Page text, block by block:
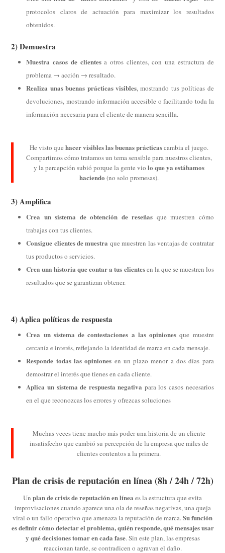
protocolos claros de actuación para maximizar los resultados
obtenidos.
2) Demuestra
Muestra casos de clientesa otros clientes, con una estructura de
problema → acción → resultado.
Realiza unas buenas prácticas visibles, mostrando tus políticas de
devoluciones, mostrando información accesible o facilitando toda la
información necesaria para el cliente de manera sencilla.
He visto que hacer visibles las buenas prácticascambia el juego.
Compartimos cómo tratamos un tema sensible para nuestros clientes,
y la percepción subió porque la gente vio lo que ya estábamos
haciendo (no solo promesas).
3) Amplifica
Crea un sistema de obtención de reseñas que muestren cómo
trabajas con tus clientes.
Consigue clientes de muestra que muestren las ventajas de contratar
tus productos o servicios.
Crea una historia que contar a tus clientesen la que se muestren los
resultados que se garantizan obtener.
4) Aplica políticas de respuesta
Crea un sistema de contestaciones a las opiniones que muestre
cercanía e interés, reflejando la identidad de marca en cada mensaje.
Responde todas las opiniones en un plazo menor a dos días para
demostrar el interés que tienes en cada cliente.
Aplica un sistema de respuesta negativa para los casos necesarios
en el que reconozcas los errores y ofrezcas soluciones
Muchas veces tiene mucho más poder una historia de un cliente
insatisfecho que cambió su percepción de la empresa que miles de
clientes contentos a la primera.
Plan de crisis de reputación en línea (8h / 24h / 72h)
Un plan de crisis de reputación en línea es la estructura que evita
improvisaciones cuando aparece una ola de reseñas negativas, una queja
viral o un fallo operativo que amenaza la reputación de marca.Su función
es definir cómo detectar el problema, quién responde, qué mensajes usar
y qué decisiones tomar en cada fase. Sin este plan, las empresas
reaccionan tarde, se contradicen o agravan el daño.